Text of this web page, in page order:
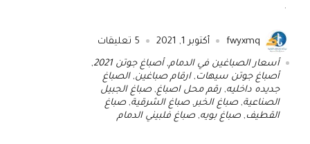
.
fwyxmq أكتوبر 1, 2021 5 تعليقات
أسعار الصباغين في الدمام,أصباغ جوتن 2021
,
أصباغ جوتن سيهات ,ارقام صباغين,الصباغ
جديده داخليه, رقم محل اصباغ, صباغ الجبيل
الصناعية, صباغ الخبر , صباغ الشرقية, صباغ
القطيف , صباغ بويه, صباغ فلبيني الدمام